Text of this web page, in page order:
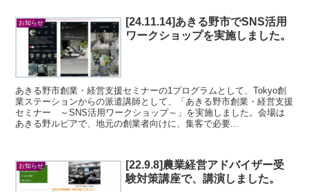
お知らせ
[24.11.14]あきる野市でSNS活用
ワークショップを実施しました。
あきる野市創業・経営支援セミナーの1プログラムとして、Tokyo創
業ステーションからの派遣講師として、「あきる野市創業・経営支援
セミナー ～SNS活用ワークショップ～」を実施しました。会場は
あきる野ルピアで、地元の創業者向けに、集客で必要...
お知らせ
[22.9.8]農業経営アドバイザー受
験対策講座で、講演しました。